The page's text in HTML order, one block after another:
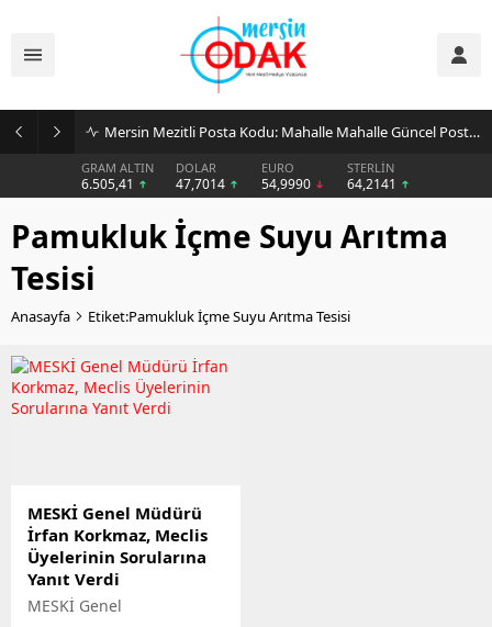
Mersin Mezitli Posta Kodu: Mahalle Mahalle Güncel Posta Kodu Rehberi
GRAM ALTIN
6.505,41
DOLAR
47,7014
EURO
54,9990
STERLİN
64,2141
Pamukluk İçme Suyu Arıtma
Tesisi
Anasayfa Etiket:Pamukluk İçme Suyu Arıtma Tesisi
MESKİ Genel Müdürü
İrfan Korkmaz, Meclis
Üyelerinin Sorularına
Yanıt Verdi
MESKİ Genel